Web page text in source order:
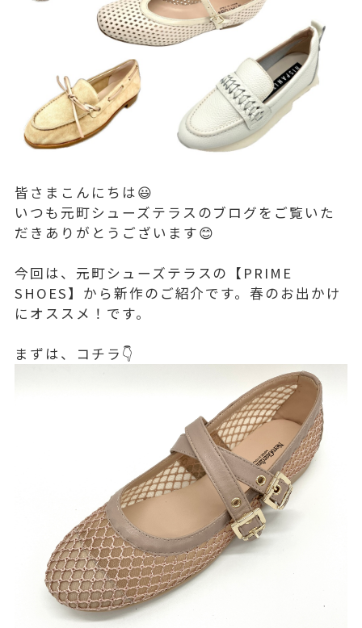
皆さまこんにちは😃
いつも元町シューズテラスのブログをご覧いた
だきありがとうございます😊
今回は、元町シューズテラスの【PRIME
SHOES】から新作のご紹介です。春のお出かけ
にオススメ！です。
まずは、コチラ👇